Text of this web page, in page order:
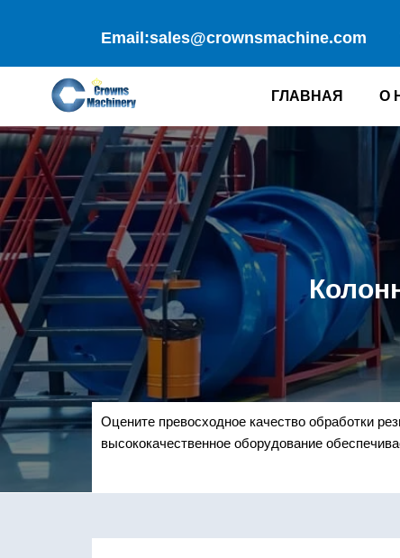
Email:sales@crownsmachine.com
ГЛАВНАЯ О
Оцените превосходное качество обработки
высококачественное оборудование